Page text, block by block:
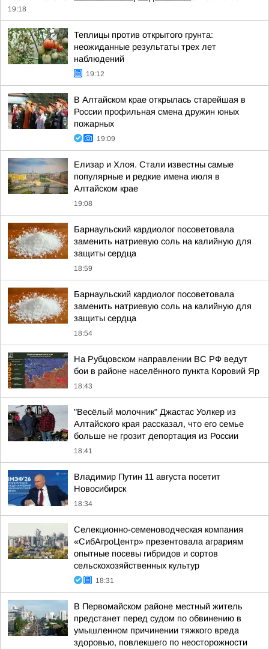
19:18
Теплицы против открытого грунта:
неожиданные результаты трех лет
наблюдений
19:12
В Алтайском крае открылась старейшая в
России профильная смена дружин юных
пожарных
19:09
Елизар и Хлоя. Стали известны самые
популярные и редкие имена июля в
Алтайском крае
19:08
Барнаульский кардиолог посоветовала
заменить натриевую соль на калийную для
защиты сердца
18:59
Барнаульский кардиолог посоветовала
заменить натриевую соль на калийную для
защиты сердца
18:54
На Рубцовском направлении ВС РФ ведут
бои в районе населённого пункта Коровий Яр
18:43
"Весёлый молочник" Джастас Уолкер из
Алтайского края рассказал, что его семье
больше не грозит депортация из России
18:41
Владимир Путин 11 августа посетит
Новосибирск
18:34
Cелекционно-семеноводческая компания
«СибАгроЦентр» презентовала аграриям
опытные посевы гибридов и сортов
сельскохозяйственных культур
18:31
В Первомайском районе местный житель
предстанет перед судом по обвинению в
умышленном причинении тяжкого вреда
здоровью, повлекшего по неосторожности